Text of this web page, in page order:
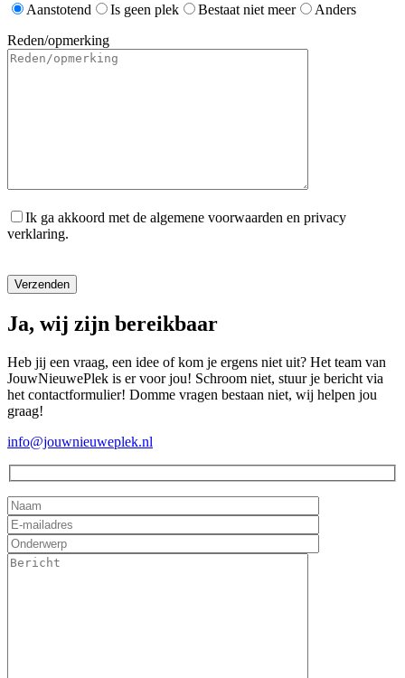
Aanstotend
Is geen plek Bestaat niet meer
Anders
Reden/opmerking
Ik ga akkoord met de algemene voorwaarden en privacy
verklaring.
Ja, wij zijn bereikbaar
Heb jij een vraag, een idee of kom je ergens niet uit? Het team van
JouwNieuwePlek is er voor jou! Schroom niet, stuur je bericht via
het contactformulier! Domme vragen bestaan niet, wij helpen jou
graag!
info@jouwnieuweplek.nl